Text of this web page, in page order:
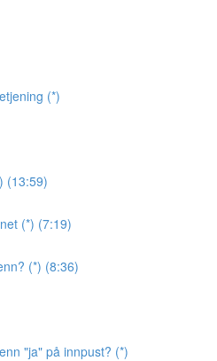
(*)
(13:59)
(*) (7:19)
(*) (8:36)
"ja" på innpust? (*)